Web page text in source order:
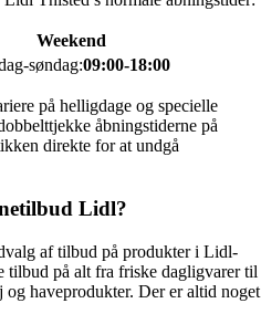
Weekend
søndag:09:00-18:00
på helligdage og specielle
åbningstiderne på
direkte for at undgå
Lidl?
af tilbud på produkter i Lidl-
tilbud på alt fra friske dagligvarer til
haveprodukter. Der er altid noget